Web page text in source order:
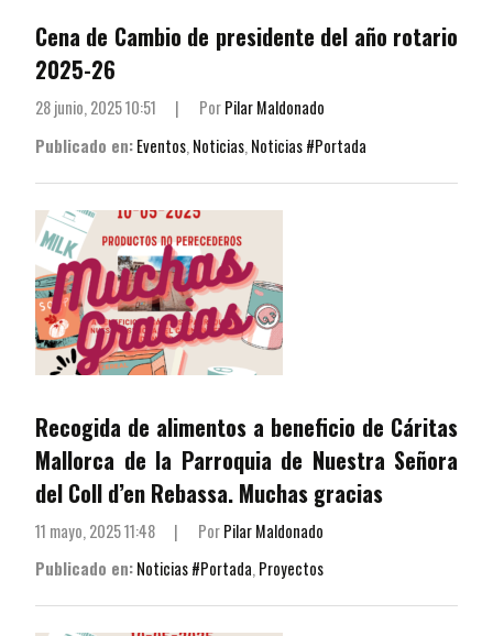
Cena de Cambio de presidente del año rotario
2025-26
28 junio, 2025 10:51 | PorPilar Maldonado
Publicado en:Eventos, Noticias, Noticias #Portada
Recogida de alimentos a beneficio de Cáritas
Mallorca de la Parroquia de Nuestra Señora
del Coll d’en Rebassa. Muchas gracias
11 mayo, 2025 11:48 | PorPilar Maldonado
Publicado en:Noticias #Portada, Proyectos